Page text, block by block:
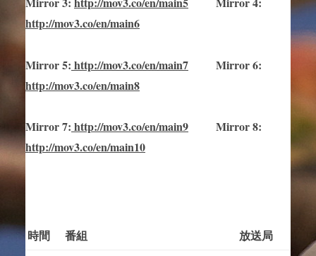
http://mov3.co/en/main6
Mirror5: http://mov3.co/en/main7 Mirror6:
http://mov3.co/en/main8
Mirror7: http://mov3.co/en/main9 Mirror 8:
http://mov3.co/en/main10
時間 番組 放送局